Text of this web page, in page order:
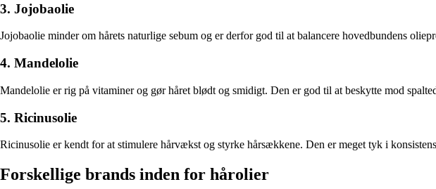
3. Jojobaolie
Jojobaolie minder om hårets naturlige sebum og er derfor god til at balancere hovedbundens
4. Mandelolie
Mandelolie er rig på vitaminer og gør håret blødt og smidigt. Den er god til at beskytte mod
5. Ricinusolie
Ricinusolie er kendt for at stimulere hårvækst og styrke hårsækkene. Den er meget tyk i
Forskellige brands inden for hårolier